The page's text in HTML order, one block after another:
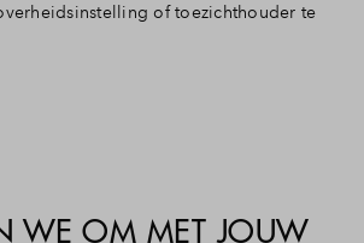
of toezichthouder te
WE OM MET JOUW